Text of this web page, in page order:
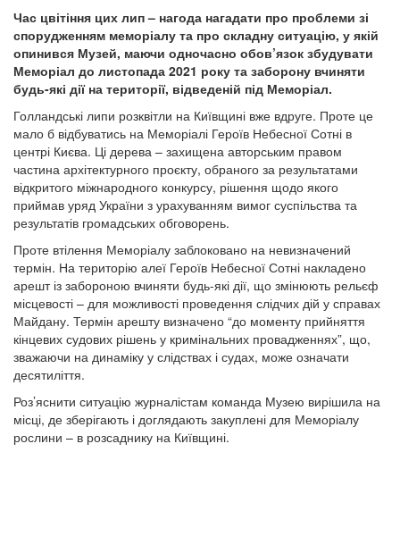
Час цвітіння цих лип – нагода нагадати про проблеми зі
спорудженням меморіалу та про складну ситуацію, у якій
опинився Музей, маючи одночасно обов’язок збудувати
Меморіал до листопада 2021 року та заборону вчиняти
будь-які дії на території, відведеній під Меморіал.
Голландські липи розквітли на Київщині вже вдруге. Проте це
мало б відбуватись на Меморіалі Героїв Небесної Сотні в
центрі Києва. Ці дерева – захищена авторським правом
частина архітектурного проєкту, обраного за результатами
відкритого міжнародного конкурсу, рішення щодо якого
приймав уряд України з урахуванням вимог суспільства та
результатів громадських обговорень.
Проте втілення Меморіалу заблоковано на невизначений
термін. На територію алеї Героїв Небесної Сотні накладено
арешт із забороною вчиняти будь-які дії, що змінюють рельєф
місцевості – для можливості проведення слідчих дій у справах
Майдану. Термін арешту визначено “до моменту прийняття
кінцевих судових рішень у кримінальних провадженнях”, що,
зважаючи на динаміку у слідствах і судах, може означати
десятиліття.
Роз’яснити ситуацію журналістам команда Музею вирішила на
місці, де зберігають і доглядають закуплені для Меморіалу
рослини – в розсаднику на Київщині.